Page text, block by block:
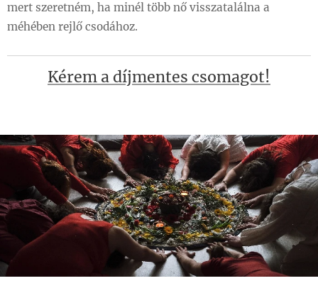
mert szeretném, ha minél több nő visszatalálna a
méhében rejlő csodához.
Kérem a díjmentes csomagot!